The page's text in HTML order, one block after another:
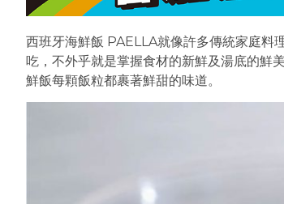
西班牙海鮮飯 PAELLA就像許多傳統家庭料
吃，不外乎就是掌握食材的新鮮及湯底的鮮
鮮飯每顆飯粒都裹著鮮甜的味道。